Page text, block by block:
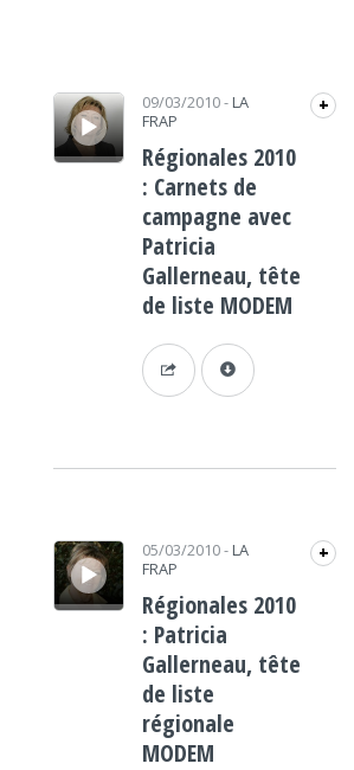
Lecteur audio 09/03/2010- LA
FRAP
+
Régionales 2010
: Carnets de
campagne avec
Patricia
Gallerneau, tête
de liste MODEM
Lecteur audio 05/03/2010- LA
FRAP
+
Régionales 2010
: Patricia
Gallerneau, tête
de liste
régionale
MODEM